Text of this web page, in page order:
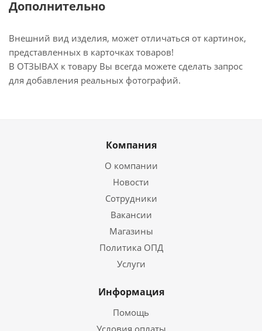
Дополнительно
Внешний вид изделия, может отличаться от картинок,
представленных в карточках товаров!
В ОТЗЫВАХ к товару Вы всегда можете сделать запрос
для добавления реальных фотографий.
Компания
О компании
Новости
Сотрудники
Вакансии
Магазины
Политика ОПД
Услуги
Информация
Помощь
Условия оплаты